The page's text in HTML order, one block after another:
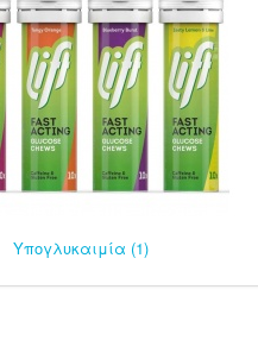
Υπογλυκαιμία (1)